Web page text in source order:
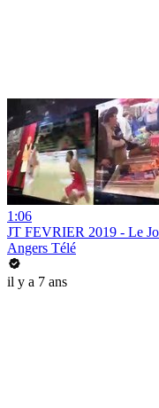
1:06
JT FEVRIER 2019 - Le
Angers Télé
il y a 7 ans